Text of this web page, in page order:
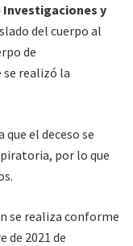
Investigaciones y
del cuerpo al
de
se realizó la
el deceso se
por lo que
se realiza conforme
de 2021 de